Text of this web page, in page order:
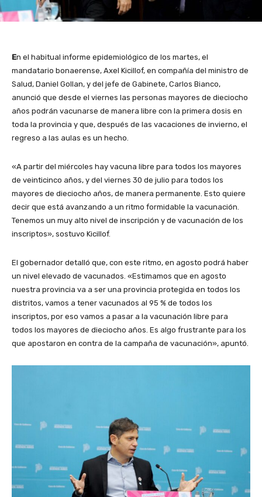
En el habitual informe epidemiológico de los martes, el
mandatario bonaerense, Axel Kicillof, en compañía del ministro de
Salud, Daniel Gollan, y del jefe de Gabinete, Carlos Bianco,
anunció que desde el viernes las personas mayores de dieciocho
años podrán vacunarse de manera libre con la primera dosis en
toda la provincia y que, después de las vacaciones de invierno, el
regreso a las aulas es un hecho.
«A partir del miércoles hay vacuna libre para todos los mayores
de veinticinco años, y del viernes 30 de julio para todos los
mayores de dieciocho años, de manera permanente. Esto quiere
decir que está avanzando a un ritmo formidable la vacunación.
Tenemos un muy alto nivel de inscripción y de vacunación de los
inscriptos», sostuvo Kicillof.
El gobernador detalló que, con este ritmo, en agosto podrá haber
un nivel elevado de vacunados. «Estimamos que en agosto
nuestra provincia va a ser una provincia protegida en todos los
distritos, vamos a tener vacunados al 95 % de todos los
inscriptos, por eso vamos a pasar a la vacunación libre para
todos los mayores de dieciocho años. Es algo frustrante para los
que apostaron en contra de la campaña de vacunación», apuntó.